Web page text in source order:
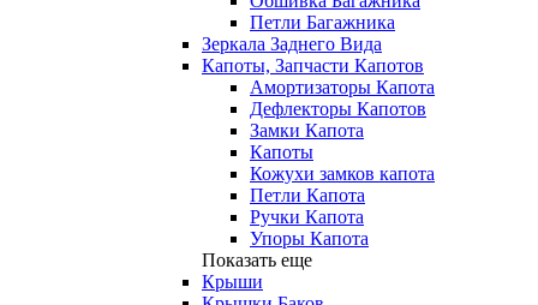
Петли Багажника
Зеркала Заднего Вида
Капоты, Запчасти Капотов
Амортизаторы Капота
Дефлекторы Капотов
Замки Капота
Капоты
Кожухи замков капота
Петли Капота
Ручки Капота
Упоры Капота
Показать еще
Крыши